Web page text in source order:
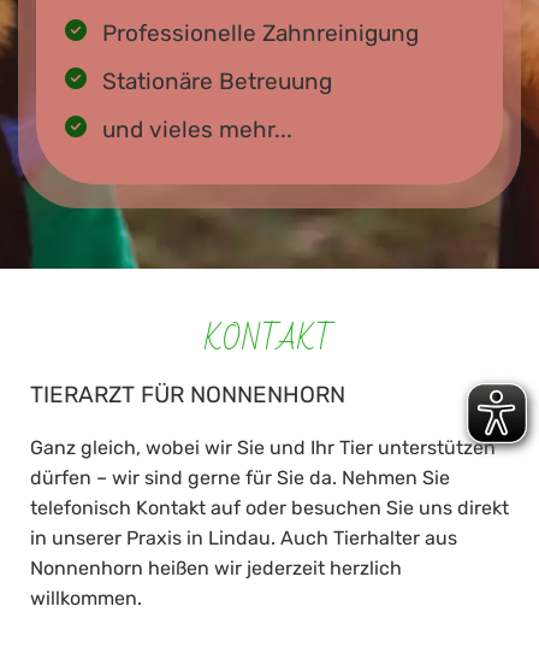
Professionelle Zahnreinigung
Stationäre Betreuung
und vieles mehr...
KONTAKT
TIERARZT FÜR NONNENHORN
Ganz gleich, wobei wir Sie und Ihr Tier unterstützen
dürfen – wir sind gerne für Sie da. Nehmen Sie
telefonisch Kontakt auf oder besuchen Sie uns direkt
in unserer Praxis in Lindau. Auch Tierhalter aus
Nonnenhorn heißen wir jederzeit herzlich
willkommen.